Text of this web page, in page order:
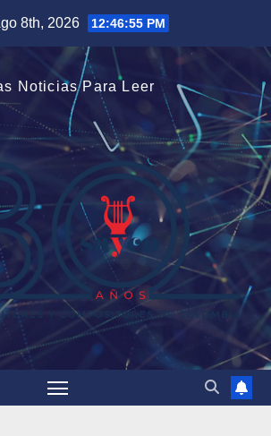
8th, 2026 12:46:55 PM
Noticias Para Leer